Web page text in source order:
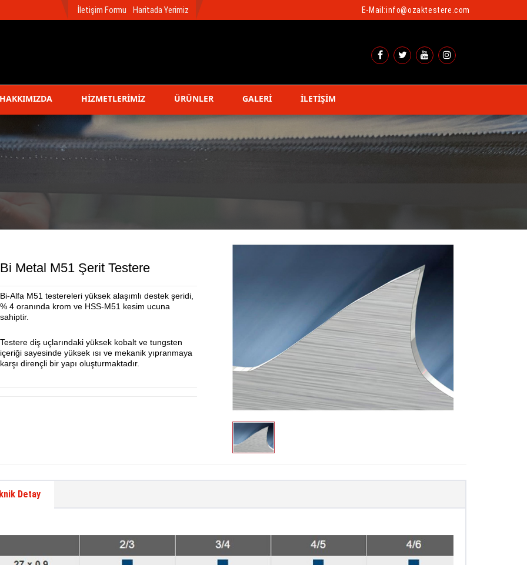
İletişim Formu Haritada Yerimiz E-Mail:info@ozaktestere.com
HİZMETLERİMİZ ÜRÜNLER GALERİ İLETİŞİM
Bi Metal M51 Şerit Testere
Bi-Alfa M51 testereleri yüksek alaşımlı destek şeridi,
% 4 oranında krom ve HSS-M51 kesim ucuna
sahiptir.
Testere diş uçlarındaki yüksek kobalt ve tungsten
içeriği sayesinde yüksek ısı ve mekanik yıpranmaya
karşı dirençli bir yapı oluşturmaktadır.
Detay